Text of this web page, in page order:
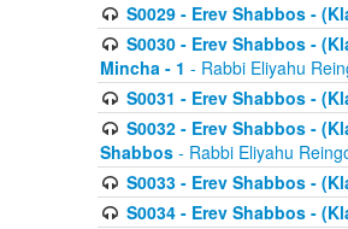
S0029 - Erev Shabbos -
S0030 - Erev Shabbos -
Mincha - 1 - Rabbi Eliyahu
S0031 - Erev Shabbos -
S0032 - Erev Shabbos -
Shabbos - Rabbi Eliyahu
S0033 - Erev Shabbos -
S0034 - Erev Shabbos -